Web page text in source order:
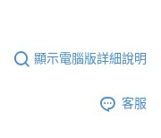
顯示電腦版詳細說明
客服